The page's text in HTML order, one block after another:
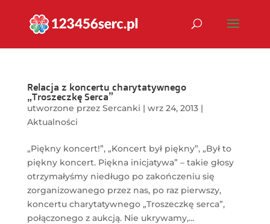
Relacja z koncertu charytatywnego
„Troszeczkę Serca”
utworzone przez Sercanki | wrz 24, 2013|
Aktualności
„Piękny koncert!”, „Koncert był piękny”, „Był to
piękny koncert. Piękna inicjatywa” – takie głosy
otrzymałyśmy niedługo po zakończeniu się
zorganizowanego przez nas, po raz pierwszy,
koncertu charytatywnego „Troszeczkę serca”,
połączonego z aukcją. Nie ukrywamy,...